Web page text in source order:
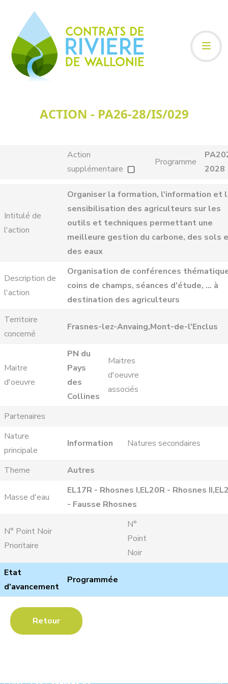
ACTION - PA26-28/IS/029
Action
supplémentaire
Programme
2028
Intitulé de
l'action
Organiser la formation, l'information et
sensibilisation des agriculteurs sur les
outils et techniques permettant une
meilleure gestion du carbone, des sols
des eaux
Description de
l'action
Organisation de conférences
coins de champs, séances d'étude, … à
destination des agriculteurs
Territoire
concerné
Frasnes-lez-Anvaing,Mont-de-l'Enclus
Maitre
d'oeuvre
PN du
Pays
des
Collines
Maitres
d'oeuvre
associés
Partenaires
Nature
principale
Information Natures secondaires
Theme Autres
Masse d'eau
EL17R - Rhosnes I,EL20R - Rhosnes
- Fausse Rhosnes
N° Point Noir
Prioritaire
N°
Point
Noir
Etat
d'avancement
Programmée
Retour